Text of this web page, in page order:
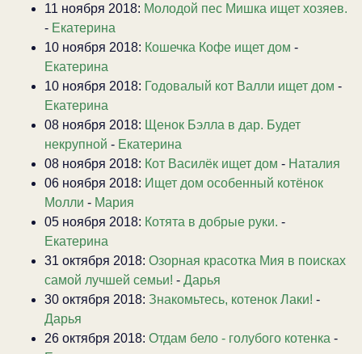
11 ноября 2018: Молодой пес Мишка ищет хозяев.
- Екатерина
10 ноября 2018: Кошечка Кофе ищет дом -
Екатерина
10 ноября 2018: Годовалый кот Валли ищет дом -
Екатерина
08 ноября 2018: Щенок Бэлла в дар. Будет
некрупной - Екатерина
08 ноября 2018: Кот Василёк ищет дом - Наталия
06 ноября 2018: Ищет дом особенный котёнок
Молли - Мария
05 ноября 2018: Котята в добрые руки. -
Екатерина
31 октября 2018: Озорная красотка Мия в поисках
самой лучшей семьи! - Дарья
30 октября 2018: Знакомьтесь, котенок Лаки! -
Дарья
26 октября 2018: Отдам бело - голубого котенка -